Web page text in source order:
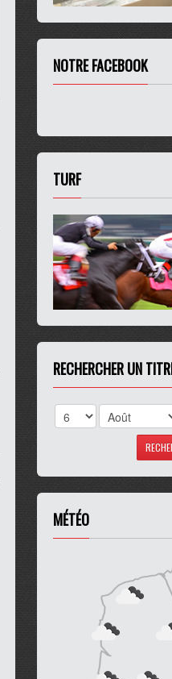
NOTRE FACEBOOK
TURF
RECHERCHER UN
MÉTÉO